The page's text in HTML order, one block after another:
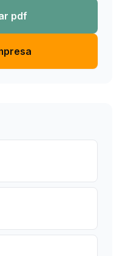
pdf